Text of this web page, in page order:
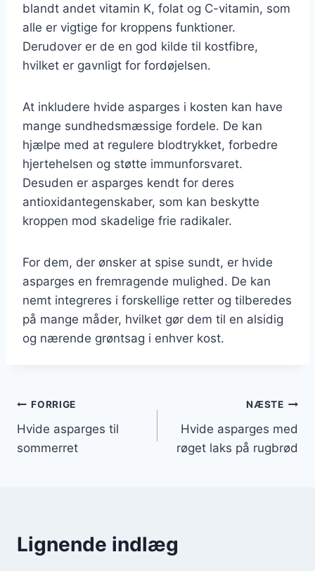
blandt andet vitamin K, folat og C-vitamin, som
alle er vigtige for kroppens funktioner.
Derudover er de en god kilde til kostfibre,
hvilket er gavnligt for fordøjelsen.
At inkludere hvide asparges i kosten kan have
mange sundhedsmæssige fordele. De kan
hjælpe med at regulere blodtrykket, forbedre
hjertehelsen og støtte immunforsvaret.
Desuden er asparges kendt for deres
antioxidantegenskaber, som kan beskytte
kroppen mod skadelige frie radikaler.
For dem, der ønsker at spise sundt, er hvide
asparges en fremragende mulighed. De kan
nemt integreres i forskellige retter og tilberedes
på mange måder, hvilket gør dem til en alsidig
og nærende grøntsag i enhver kost.
Indlægsnavigation
FORRIGE
Hvide asparges til
sommerret
NÆSTE
Hvide asparges med
røget laks på rugbrød
Lignende indlæg